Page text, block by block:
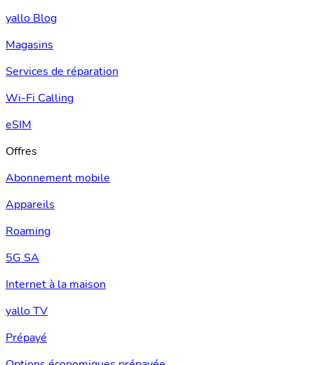
yallo Blog
Magasins
Services de réparation
Wi-Fi Calling
eSIM
Offres
Abonnement mobile
Appareils
Roaming
5G SA
Internet à la maison
yallo TV
Prépayé